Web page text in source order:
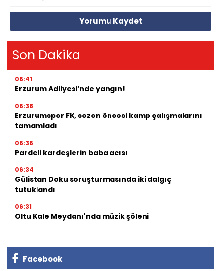
Yorumu Kaydet
Son Dakika
06:41
Erzurum Adliyesi’nde yangın!
06:38
Erzurumspor FK, sezon öncesi kamp çalışmalarını
tamamladı
06:36
Pardeli kardeşlerin baba acısı
06:34
Gülistan Doku soruşturmasında iki dalgıç
tutuklandı
06:31
Oltu Kale Meydanı'nda müzik şöleni
Facebook